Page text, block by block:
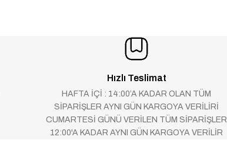
Hızlı Teslimat
HAFTA İÇİ : 14:00’A KADAR OLAN TÜM
SİPARİŞLER AYNI GÜN KARGOYA VERİLİRİ
CUMARTESİ GÜNÜ VERİLEN TÜM SİPARİŞLER
12:00'A KADAR AYNI GÜN KARGOYA VERİLİR